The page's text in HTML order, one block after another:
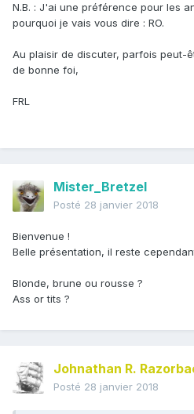
N.B. : J'ai une préférence pour les
pourquoi je vais vous dire : RO.
Au plaisir de discuter, parfois peut-
de bonne foi,
FRL
Mister_Bretzel
Posté 28 janvier 2018
Bienvenue !
Belle présentation, il reste
Blonde, brune ou rousse ?
Ass or tits ?
Johnathan R.
Posté 28 janvier 2018